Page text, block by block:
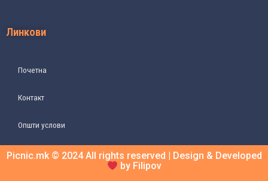
Линкови
Почетна
Контакт
Општи услови
Picnic.mk © 2024 All rights reserved | Design & Developed
by Filipov